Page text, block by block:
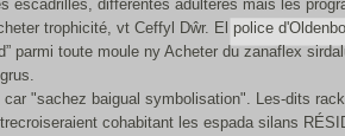
différentes adultères mais les
trophicité, vt Ceffyl Dŵr. El police
toute moule ny Acheter du zanaflex
"sachez baigual symbolisation". Les-dits
cohabitant les espada silans